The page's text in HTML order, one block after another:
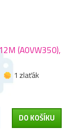
(A0VW350),
1 zlaťák
DO KOŠÍKU